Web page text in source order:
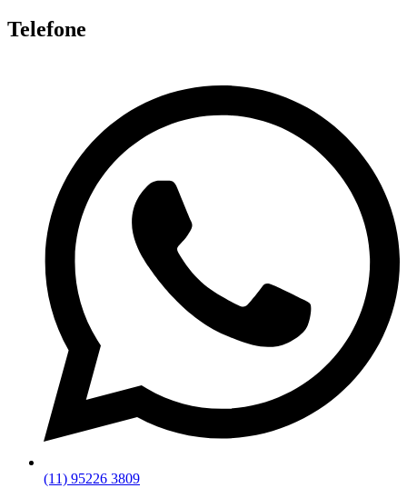
Telefone
(11) 95226 3809